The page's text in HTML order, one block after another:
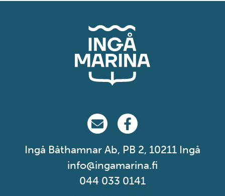
Ingå Marina på emailIngå Marina på Facebook
Ingå Båthamnar Ab, PB 2, 10211 Ingå
info@ingamarina.fi
044 033 0141